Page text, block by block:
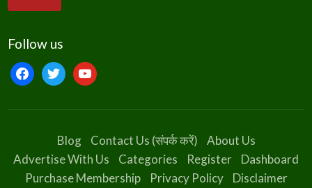
Follow us
facebooktwitteryoutube
Blog Contact Us (संपर्क करें)
About Us
Advertise With Us
Categories Register
Dashboard
Purchase Membership
Privacy Policy Disclaimer